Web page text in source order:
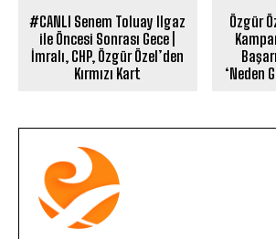
#CANLI Senem Toluay Ilgaz
ile Öncesi Sonrası Gece |
İmralı, CHP, Özgür Özel’den
Kırmızı Kart
Özgür
‘Neden